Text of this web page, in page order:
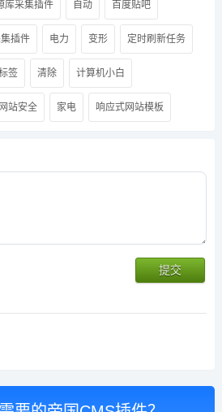
库采集插件 自动 百度贴吧
插件 电力 变形 定时刷新任务
签 清除 计算机小白
网站安全 家电 响应式网站模板